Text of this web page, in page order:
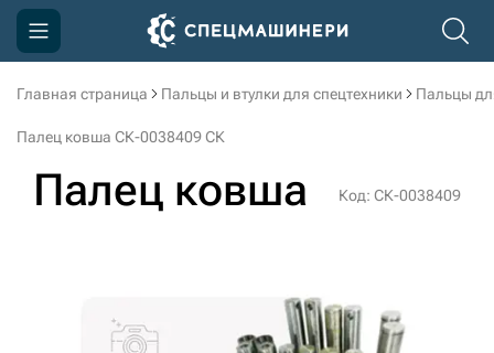
Главная страница Пальцы и втулки для спецтехники Пальцы
Палец ковша СК-0038409 СК
Палец ковша Код: СК-0038409
Компания
Доставка и оплата
3D тур по производству